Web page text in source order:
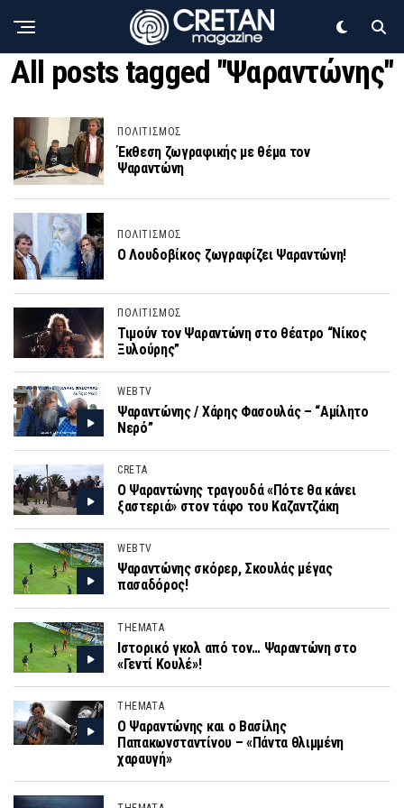
All posts tagged "Ψαραντώνης"
ΠΟΛΙΤΙΣΜΟΣ
Έκθεση ζωγραφικής με θέμα τον
Ψαραντώνη
ΠΟΛΙΤΙΣΜΟΣ
Ο Λουδοβίκος ζωγραφίζει Ψαραντώνη!
ΠΟΛΙΤΙΣΜΟΣ
Τιμούν τον Ψαραντώνη στο θέατρο “Νίκος
Ξυλούρης”
WEBTV
Ψαραντώνης / Χάρης Φασουλάς – “Αμίλητο
Νερό”
CRETA
Ο Ψαραντώνης τραγουδά «Πότε θα κάνει
ξαστεριά» στον τάφο του Καζαντζάκη
WEBTV
Ψαραντώνης σκόρερ, Σκουλάς μέγας
πασαδόρος!
THEMATA
Ιστορικό γκολ από τον… Ψαραντώνη στο
«Γεντί Κουλέ»!
THEMATA
Ο Ψαραντώνης και ο Βασίλης
Παπακωνσταντίνου – «Πάντα θλιμμένη
χαραυγή»